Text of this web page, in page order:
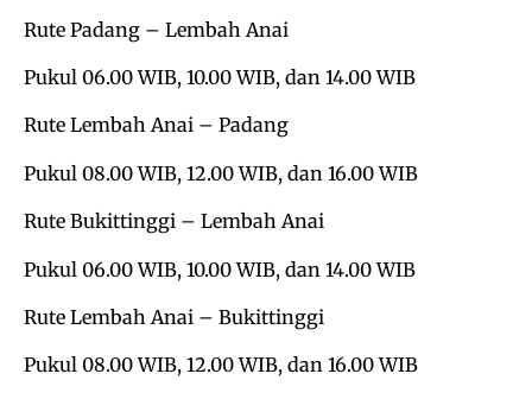
Rute Padang – Lembah Anai
Pukul 06.00 WIB, 10.00 WIB, dan 14.00 WIB
Rute Lembah Anai – Padang
Pukul 08.00 WIB, 12.00 WIB, dan 16.00 WIB
Rute Bukittinggi – Lembah Anai
Pukul 06.00 WIB, 10.00 WIB, dan 14.00 WIB
Rute Lembah Anai – Bukittinggi
Pukul 08.00 WIB, 12.00 WIB, dan 16.00 WIB